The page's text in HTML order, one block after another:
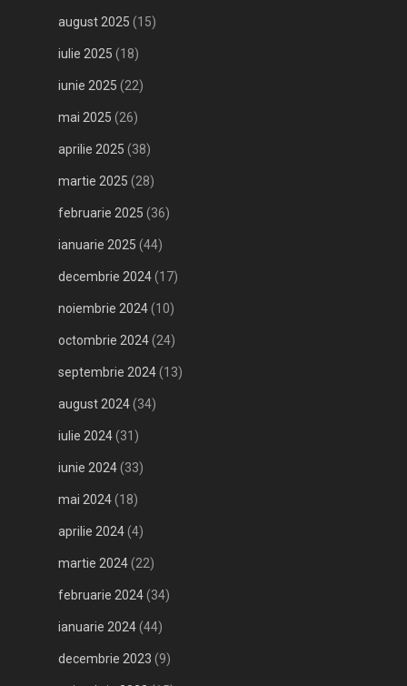
august 2025 (15)
iulie 2025 (18)
iunie 2025 (22)
mai 2025 (26)
aprilie 2025 (38)
martie 2025 (28)
februarie 2025 (36)
ianuarie 2025 (44)
decembrie 2024(17)
noiembrie 2024(10)
octombrie 2024(24)
septembrie 2024(13)
august 2024(34)
iulie 2024(31)
iunie 2024(33)
mai 2024(18)
aprilie 2024(4)
martie 2024(22)
februarie 2024(34)
ianuarie 2024(44)
decembrie 2023 (9)